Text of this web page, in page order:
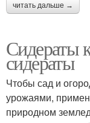
читать дальше →
Сидераты
сидераты
Чтобы сад и
урожаями,
природном